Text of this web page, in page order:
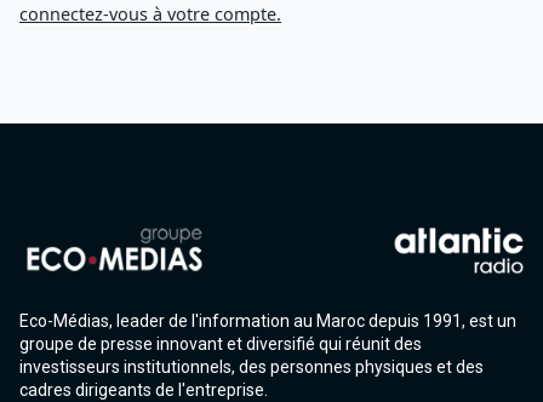
connectez-vous à votre compte.
Eco-Médias, leader de l'information au Maroc depuis 1991, est un
groupe de presse innovant et diversifié qui réunit des
investisseurs institutionnels, des personnes physiques et des
cadres dirigeants de l'entreprise.